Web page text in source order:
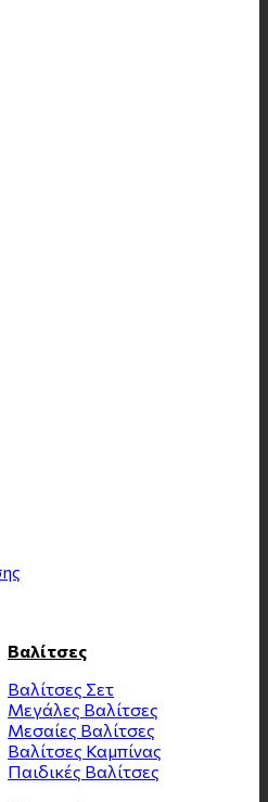
Βαλίτσες
Βαλίτσες Σετ
Μεγάλες Βαλίτσες
Μεσαίες Βαλίτσες
Βαλίτσες Καμπίνας
Παιδικές Βαλίτσες